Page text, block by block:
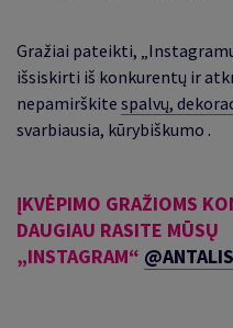
Gražiai pateikti,
išsiskirti iš konkurentų ir
nepamirškite spalvų,
svarbiausia, kūrybiškumo .
ĮKVĖPIMO GRAŽIOMS
DAUGIAU RASITE MŪSŲ
„INSTAGRAM“